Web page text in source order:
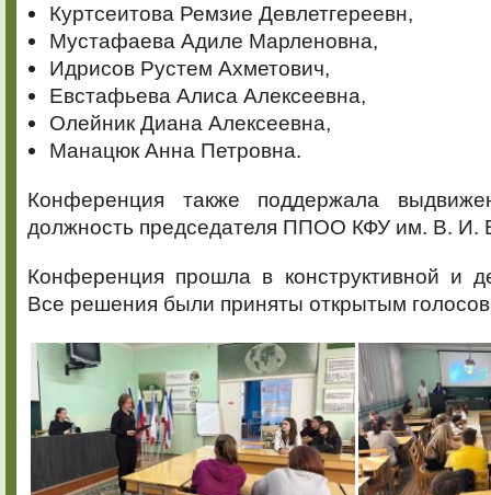
Куртсеитова Ремзие Девлетгереевн,
Мустафаева Адиле Марленовна,
Идрисов Рустем Ахметович,
Евстафьева Алиса Алексеевна,
Олейник Диана Алексеевна,
Манацюк Анна Петровна.
Конференция также поддержала
должность председателя ППОО КФУ им. В. И.
Конференция прошла в конструктивной и
Все решения были приняты открытым